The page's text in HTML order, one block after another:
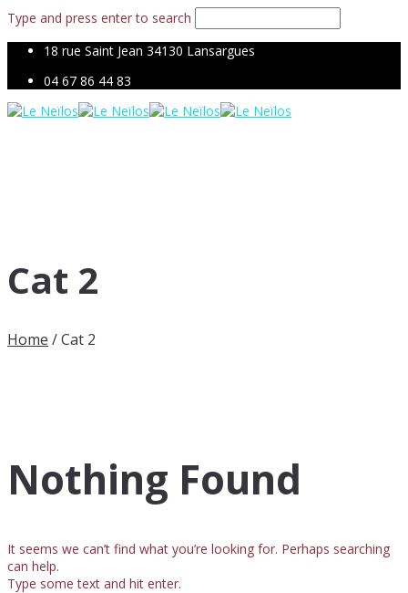
Type and press enter to search
18 rue Saint Jean 34130 Lansargues
04 67 86 44 83
Cat 2
Home /Cat 2
Nothing Found
It seems we can’t find what you’re looking for. Perhaps searching
can help.
Type some text and hit enter.